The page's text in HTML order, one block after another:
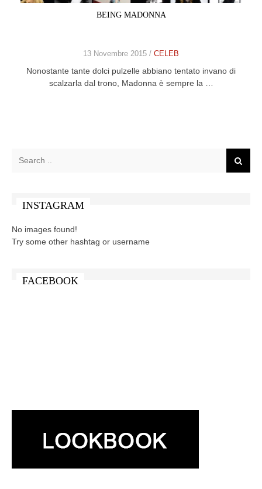
BEING MADONNA
13 Novembre 2015 / CELEB
Nonostante tante dolci pulzelle abbiano tentato invano di
scalzarla dal trono, Madonna è sempre la …
INSTAGRAM
No images found!
Try some other hashtag or username
FACEBOOK